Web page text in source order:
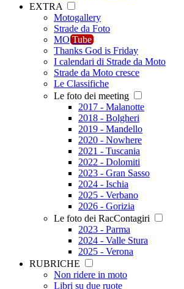
EXTRA
Motogallery
Strade da Foto
MO Tube
Thanks God is Friday
I calendari di Strade da Moto
Strade da Moto cresce
Le Classifiche
Le foto dei meeting
2017 - Malanotte
2018 - Bolgheri
2019 - Mandello
2020 - Nowhere
2021 - Tuscania
2022 - Dolomiti
2023 - Gran Sasso
2024 - Ischia
2025 - Verbano
2026 - Gorizia
Le foto dei RacContagiri
2023 - Parma
2024 - Valle Stura
2025 - Verona
RUBRICHE
Non ridere in moto
Libri su due ruote